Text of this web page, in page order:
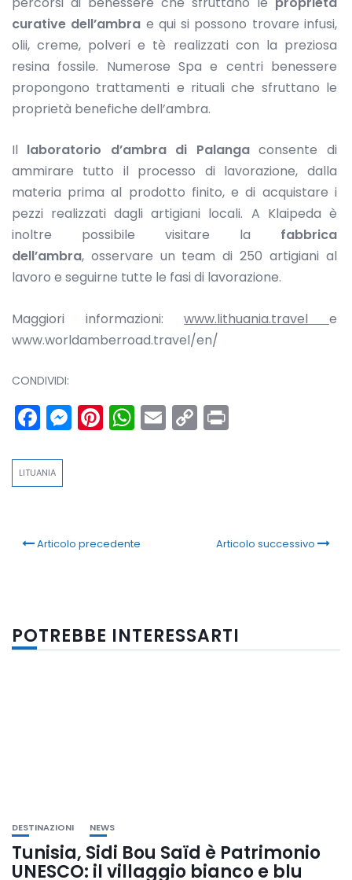
curative dell’ambra e qui si possono trovare infusi,
olii, creme, polveri e tè realizzati con la preziosa
resina fossile. Numerose Spa e centri benessere
propongono trattamenti e rituali che sfruttano le
proprietà benefiche dell’ambra.
Il laboratorio d’ambra di Palangaconsente di
ammirare tutto il processo di lavorazione, dalla
materia prima al prodotto finito, e di acquistare i
pezzi realizzati dagli artigiani locali. A Klaipeda è
inoltre possibile visitare la fabbrica
dell’ambra, osservare un team di 250 artigiani al
lavoro e seguirne tutte le fasi di lavorazione.
Maggiori informazioni:www.lithuania.travel e
www.worldamberroad.travel/en/
CONDIVIDI:
Facebook
Messenger
Pinterest
WhatsApp
Email
Copy
Link
LITUANIA
Articolo precedente Articolo successivo
POTREBBE INTERESSARTI
DESTINAZIONI NEWS
Tunisia, Sidi Bou Saïd è Patrimonio
UNESCO: il villaggio bianco e blu